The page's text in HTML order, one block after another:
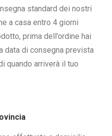
standard dei nostri
a casa entro 4 giorni
prima dell’ordine hai
data di consegna prevista
quando arriverà il tuo